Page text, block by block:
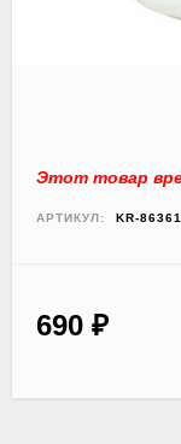
Этот товар
АРТИКУЛ: KR-86361
690 ₽